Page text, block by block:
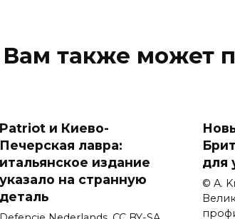
Вам также может
Patriot и Киево-
Печерская лавра:
итальянское издание
указало на странную
деталь
для
© A.